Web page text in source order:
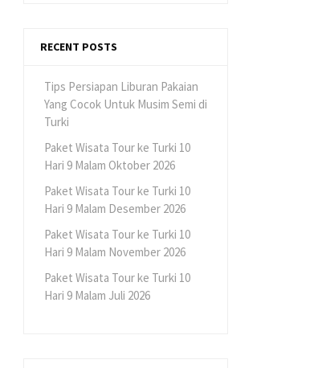
RECENT POSTS
Tips Persiapan Liburan Pakaian
Yang Cocok Untuk Musim Semi di
Turki
Paket Wisata Tour ke Turki 10
Hari 9 Malam Oktober 2026
Paket Wisata Tour ke Turki 10
Hari 9 Malam Desember 2026
Paket Wisata Tour ke Turki 10
Hari 9 Malam November 2026
Paket Wisata Tour ke Turki 10
Hari 9 Malam Juli 2026